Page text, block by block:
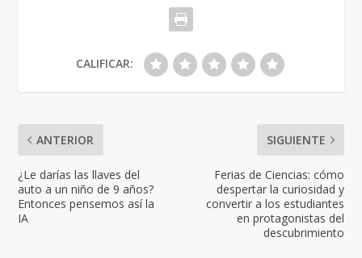
CALIFICAR:
ANTERIOR
¿Le darías las llaves del
auto a un niño de 9 años?
Entonces pensemos así la
IA
SIGUIENTE
Ferias de Ciencias: cómo
despertar la curiosidad y
convertir a los estudiantes
en protagonistas del
descubrimiento